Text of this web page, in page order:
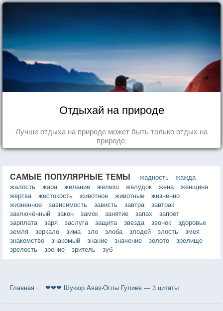
Отдыхай на природе
Лучше отдыха на природе может быть только отдых на
природе.
САМЫЕ ПОПУЛЯРНЫЕ ТЕМЫ жадность
жажда
жалость
жара желание железо желудок жена
женщина
жертва
жестокость животное животные
жизненно
жизненное
зависимость зависть завтра
завтрак
заключённый
закон замок занятие запах
запрет
зарплата
заря заслуга защита звезда звонок
здоровье
земля
зеркало зима зло злоба злодей злость
змея
знакомство
знакомый знание значение золото
зрелище
зрелость
зрение зритель зуб
Главная ❤❤❤ Шукюр Аваз-Оглы Гулиев — 3 цитаты